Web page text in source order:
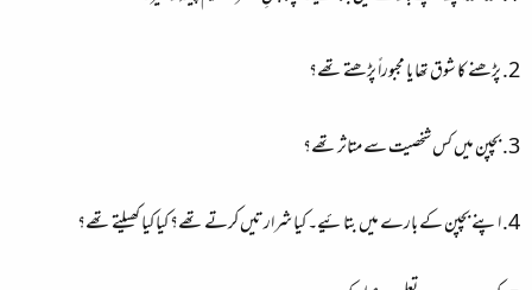
2. پڑھنے کا شوق تھا یا مجبوراً پڑھتے تھے؟
3. بچپن میں کس شخصیت سے متاثر تھے؟
4. اپنے بچپن کے بارے میں بتائیے۔ کیا شرارتیں کرتے تھے؟ کیا کیا کھیلتے تھے؟